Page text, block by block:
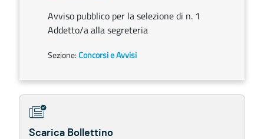
Avviso pubblico per la selezione di n. 1
Addetto/a alla segreteria
Sezione:Concorsi e Avvisi
Scarica Bollettino